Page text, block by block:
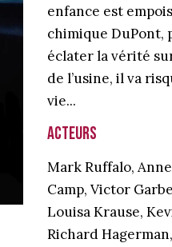
enfance est
chimique DuPont,
éclater la vérité
de l’usine, il va
vie...
Acteurs
Mark Ruffalo,
Camp, Victor
Louisa Krause,
Richard